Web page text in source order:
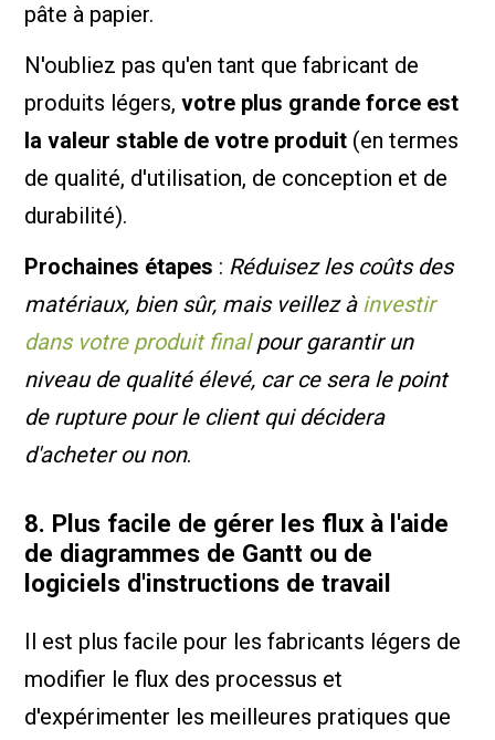
pâte à papier.
N'oubliez pas qu'en tant que fabricant de
produits légers,votre plus grande force est
la valeur stable de votre produit (en termes
de qualité, d'utilisation, de conception et de
durabilité).
Prochaines étapes : Réduisez les coûts des
matériaux, bien sûr, mais veillez à investir
dans votre produit finalpour garantir un
niveau de qualité élevé, car ce sera le point
de rupture pour le client qui décidera
d'acheter ou non.
8. Plus facile de gérer les flux à l'aide
de diagrammes de Gantt ou de
logiciels d'instructions de travail
Il est plus facile pour les fabricants légers de
modifier le flux des processus et
d'expérimenter les meilleures pratiques que